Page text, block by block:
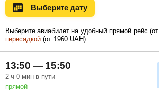
Ноябрь
Февраль
Май
Выберите дату
Выберите авиабилет на удобный прямой рейс (от
пересадкой (от 1960 UAH).
13:50 — 15:50
2 ч 0 мин в пути
прямой